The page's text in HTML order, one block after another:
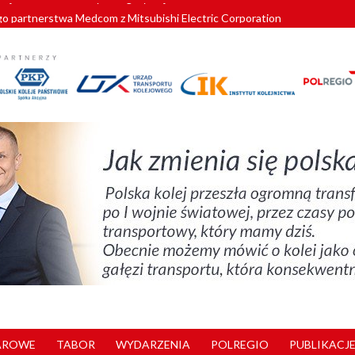
partnerstwa Medcom z Mitsubishi Electric Corporation
znów szuka dostawcy nowych EZT
kolejowych w północnej Wielkopolsce. Łatwiejsze dojazdy do pracy i
nowe standardy kategoryzacji dworców
TABOR WYDARZENIA POLREGIO